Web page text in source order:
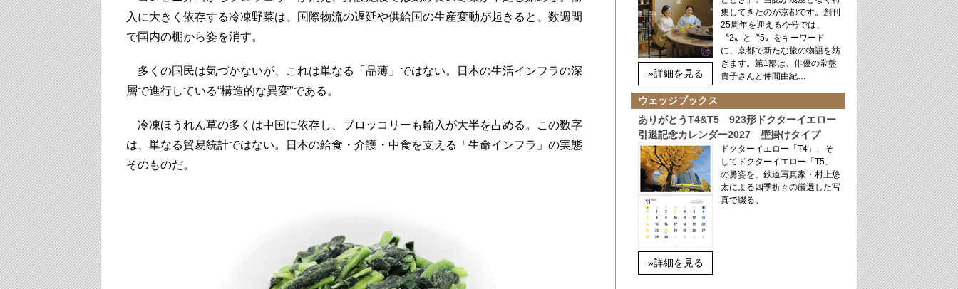
入に大きく依存する冷凍野菜は、国際物流の遅延や供給国の生産変動が起きると、数週間
で国内の棚から姿を消す。
多くの国民は気づかないが、これは単なる「品薄」ではない。日本の生活インフラの深
層で進行している“構造的な異変”である。
冷凍ほうれん草の多くは中国に依存し、ブロッコリーも輸入が大半を占める。この数字
は、単なる貿易統計ではない。日本の給食・介護・中食を支える「生命インフラ」の実態
そのものだ。
»詳細を見る
集してきたのが京都です。創刊
25周年を迎える今号では、
〝2〟と〝5〟をキーワード
に、京都で新たな旅の物語を紡
ぎます。第1部は、俳優の常盤
貴子さんと仲間由紀…
ウェッジブックス
ありがとうT4&T5 923形ドクターイエロー
引退記念カレンダー2027 壁掛けタイプ
»詳細を見る
ドクターイエロー「T4」、そ
してドクターイエロー「T5」
の勇姿を、鉄道写真家・村上悠
太による四季折々の厳選した写
真で綴る。